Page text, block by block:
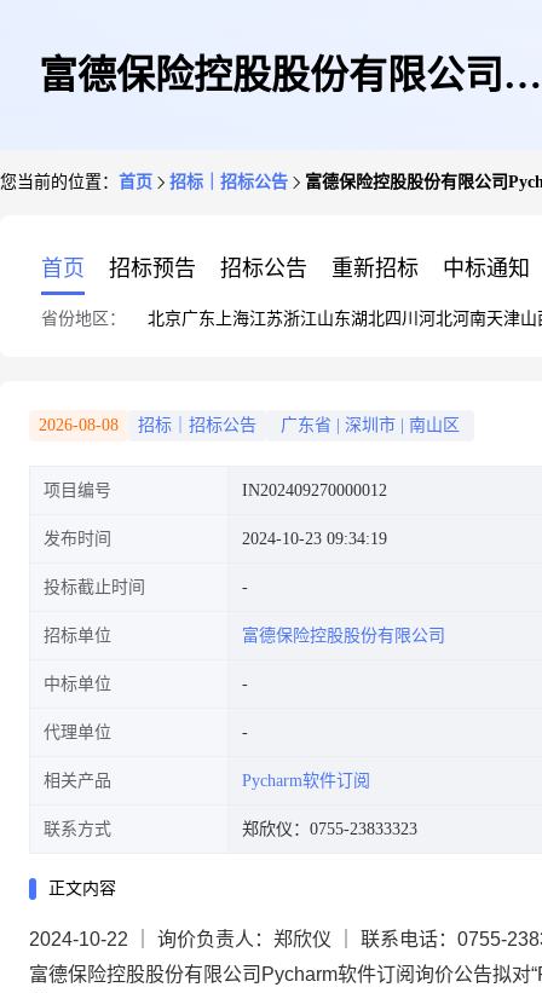
富德保险控股股份有限公司
您当前的位置： 首页 招标｜招标公告 富德保险控股股份有限公司
首页 招标预告 招标公告 重新招标 中标通知
省份地区： 北京广东 上海江苏浙江山东湖北四川 河北河南天津山
2026-08-08 招标｜招标公告 广东省 深圳市 南山区
项目编号 IN202409270000012
发布时间 2024-10-23 09:34:19
投标截止时间
招标单位 富德保险控股股份有限公司
中标单位
代理单位
相关产品 Pycharm软件订阅
联系方式 郑欣仪：0755-23833323
正文内容
2024-10-22 ｜ 询价负责人：郑欣仪 ｜ 联系电话：0755-
富德保险控股股份有限公司Pycharm软件订阅询价公告拟